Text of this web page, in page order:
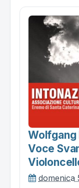
Wolfgang
Voce
domenica